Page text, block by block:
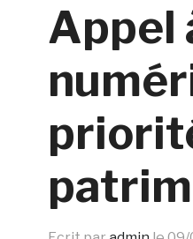
Appel